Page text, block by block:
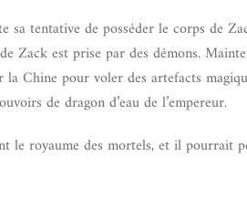
tentative de posséder le corps de
Zack est prise par des démons.
Chine pour voler des artefacts
de dragon d’eau de l’empereur.
le royaume des mortels, et il pourrait